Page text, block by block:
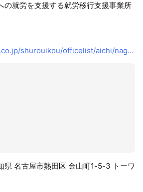
の就労を支援する就労移行支援事業所
www.cocorport.co.jp/shurouikou/officelist/aichi/nagoyashi/nagoyakanayamaekimae/
名古屋市熱田区 金山町1-5-3 トーワ